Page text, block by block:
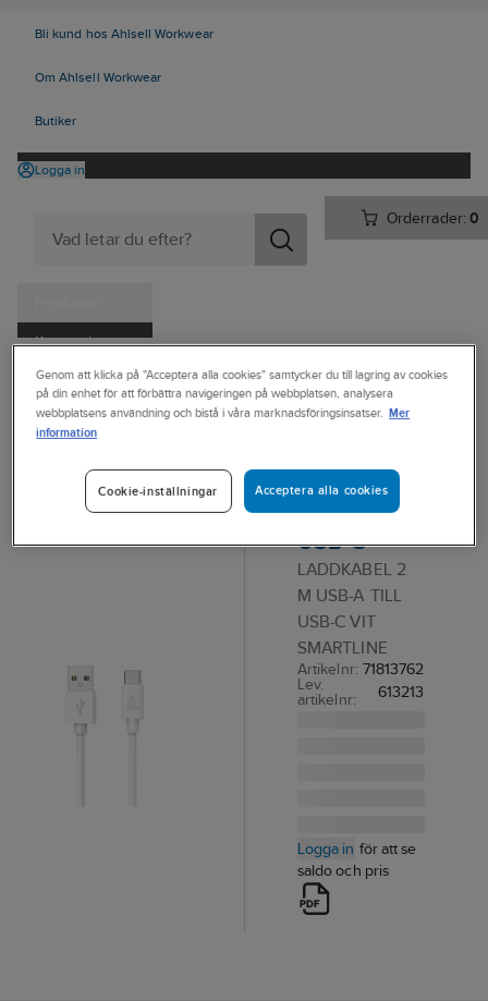
Bli kund hos Ahlsell Workwear
Om Ahlsell Workwear
Butiker
Logga in
Orderrader:0
Kampanjer
Tjänster
Kataloger
Ahlsell Produkter Vitvaror & Hemelektronik
Hemelektronik
Mobiltillbehör
Kablar & laddare Laddkablar
Laddkabel,
USB-A till
USB-C
LADDKABEL 2
M USB-A TILL
USB-C VIT
SMARTLINE
Artikelnr: 71813762
Lev.
artikelnr:
613213
Logga in för att se
saldo och pris
Genom att klicka på "Acceptera alla cookies" samtycker du till lagring av cookies
på din enhet för att förbättra navigeringen på webbplatsen, analysera
webbplatsens användning och bistå i våra marknadsföringsinsatser. Mer
information
Acceptera alla cookies
Cookie-inställningar